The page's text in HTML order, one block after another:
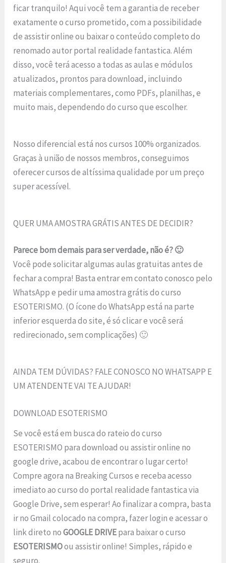
ficar tranquilo! Aqui você tem a garantia de receber
exatamente o curso prometido, com a possibilidade
de assistir online ou baixar o conteúdo completo do
renomado autor portal realidade fantastica. Além
disso, você terá acesso a todas as aulas e módulos
atualizados, prontos para download, incluindo
materiais complementares, como PDFs, planilhas, e
muito mais, dependendo do curso que escolher.
Nosso diferencial está nos cursos 100% organizados.
Graças à união de nossos membros, conseguimos
oferecer cursos de altíssima qualidade por um preço
super acessível.
QUER UMA AMOSTRA GRÁTIS ANTES DE DECIDIR?
Parece bom demais para ser verdade, não é? 🙂
Você pode solicitar algumas aulas gratuitas antes de
fechar a compra! Basta entrar em contato conosco pelo
WhatsApp e pedir uma amostra grátis do curso
ESOTERISMO. (O ícone do WhatsApp está na parte
inferior esquerda do site, é só clicar e você será
redirecionado, sem complicações) 🙂
AINDA TEM DÚVIDAS? FALE CONOSCO NO WHATSAPP E
UM ATENDENTE VAI TE AJUDAR!
DOWNLOAD ESOTERISMO
Se você está em busca do rateio do curso
ESOTERISMO para download ou assistir online no
google drive, acabou de encontrar o lugar certo!
Compre agora na Breaking Cursos e receba acesso
imediato ao curso do portal realidade fantastica via
Google Drive, sem esperar! Ao finalizar a compra, basta
ir no Gmail colocado na compra, fazer login e acessar o
link direto noGOOGLE DRIVEpara baixar o curso
ESOTERISMOou assistir online! Simples, rápido e
seguro.